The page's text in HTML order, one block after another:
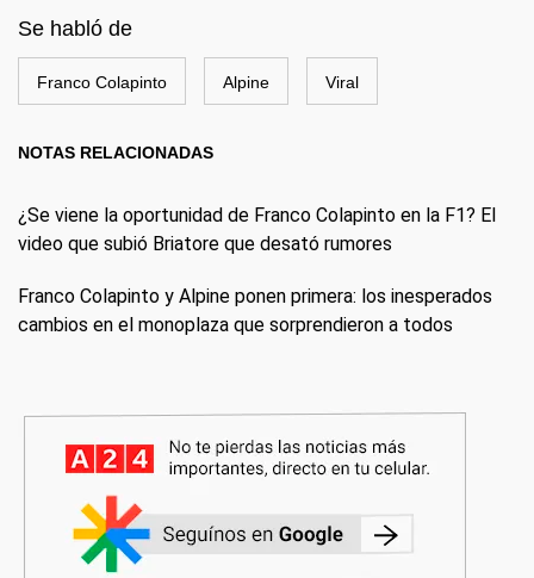
Se habló de
Franco Colapinto Alpine Viral
NOTAS RELACIONADAS
¿Se viene la oportunidad de Franco Colapinto en la F1? El
video que subió Briatore que desató rumores
Franco Colapinto y Alpine ponen primera: los inesperados
cambios en el monoplaza que sorprendieron a todos